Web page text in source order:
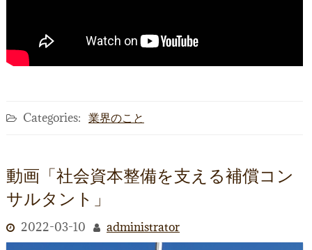
Categories: 業界のこと
動画「社会資本整備を支える補償コン
サルタント」
2022-03-10 administrator